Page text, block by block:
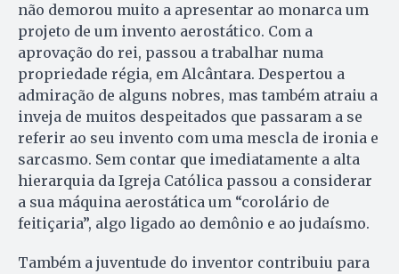
não demorou muito a apresentar ao monarca um
projeto de um invento aerostático. Com a
aprovação do rei, passou a trabalhar numa
propriedade régia, em Alcântara. Despertou a
admiração de alguns nobres, mas também atraiu a
inveja de muitos despeitados que passaram a se
referir ao seu invento com uma mescla de ironia e
sarcasmo. Sem contar que imediatamente a alta
hierarquia da Igreja Católica passou a considerar
a sua máquina aerostática um “corolário de
feitiçaria”, algo ligado ao demônio e ao judaísmo.
Também a juventude do inventor contribuiu para